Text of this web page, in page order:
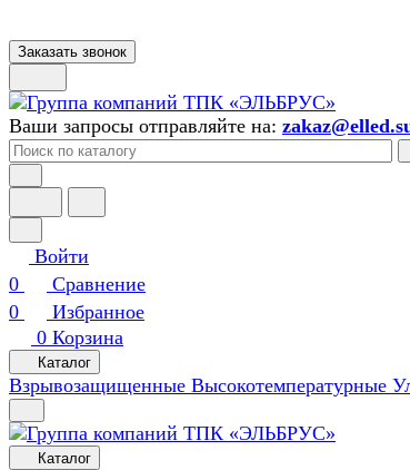
Заказать звонок
Ваши запросы отправляйте на:
Войти
0
Сравнение
0
Избранное
0 Корзина
Каталог
Взрывозащищенные Высокотемпературные
Каталог